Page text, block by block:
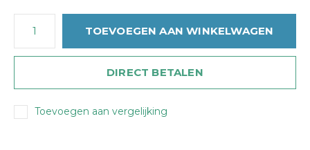
TOEVOEGEN AAN WINKELWAGEN
DIRECT BETALEN
Toevoegen aan vergelijking